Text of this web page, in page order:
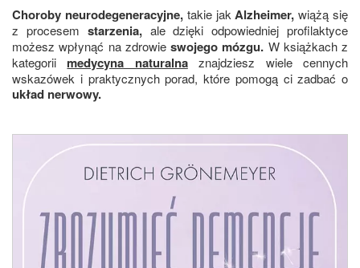
Choroby neurodegeneracyjne,takie jak Alzheimer, wiążą się
z procesem starzenia,ale dzięki odpowiedniej profilaktyce
możesz wpłynąć na zdrowie swojego mózgu. W książkach z
kategorii medycyna naturalnaznajdziesz wiele cennych
wskazówek i praktycznych porad, które pomogą ci zadbać o
układ nerwowy.